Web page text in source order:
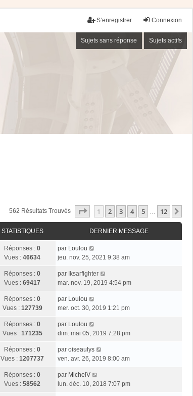
Connexion
S’enregistrer
Sujets sans réponse Sujets actifs
562 Résultats Trouvés Page Sur12
1 2 3 4 5 … 12
STATISTIQUES DERNIER MESSAGE
Réponses : 0
Vues : 46634
par Loulou
jeu. nov. 25, 2021 9:38 am
Réponses : 0
Vues : 69417
par Iksarfighter
mar. nov. 19, 2019 4:54 pm
Réponses : 0
Vues : 127739
par Loulou
mer. oct. 30, 2019 1:21 pm
Réponses : 0
Vues : 171235
par Loulou
dim. mai 05, 2019 7:28 pm
Réponses : 0
Vues : 1207737
par oiseaulys
ven. avr. 26, 2019 8:00 am
Réponses : 0
Vues : 58562
par MichelV
lun. déc. 10, 2018 7:07 pm